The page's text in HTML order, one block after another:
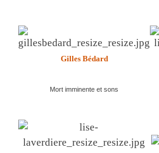
Gilles Bédard
Mort imminente et sons